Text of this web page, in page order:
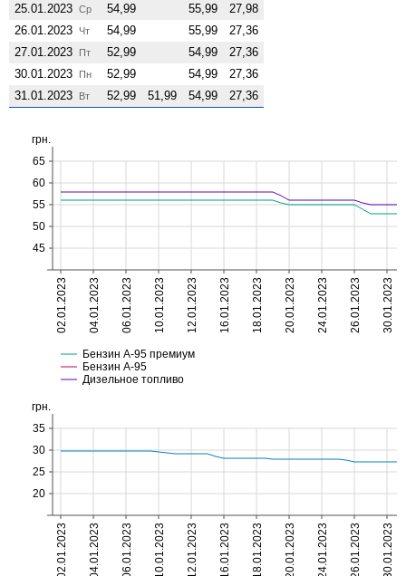
25.01.2023 Ср 54,99 55,99
27,98
26.01.2023
Чт 54,99 55,99
27,36
27.01.2023
Пт 52,99 54,99
27,36
30.01.2023
Пн 52,99 54,99
27,36
31.01.2023
Вт 52,99 51,99 54,99 27,36